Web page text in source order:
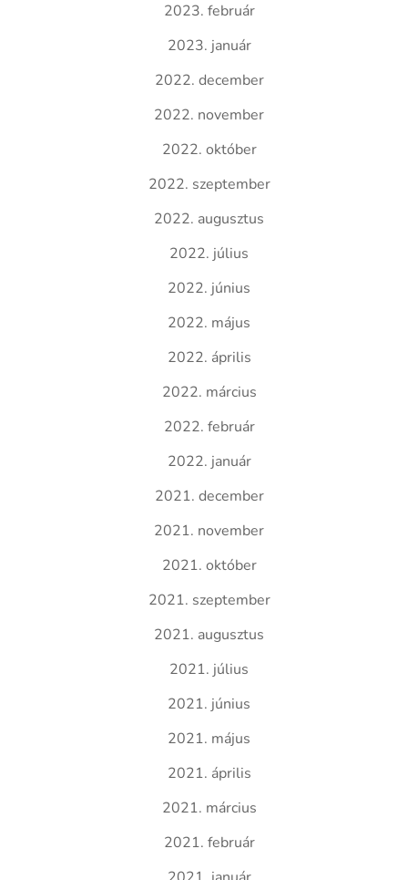
2023. február
2023. január
2022. december
2022. november
2022. október
2022. szeptember
2022. augusztus
2022. július
2022. június
2022. május
2022. április
2022. március
2022. február
2022. január
2021. december
2021. november
2021. október
2021. szeptember
2021. augusztus
2021. július
2021. június
2021. május
2021. április
2021. március
2021. február